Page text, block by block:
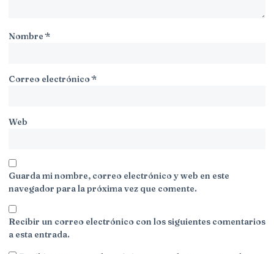
Nombre*
Correo electrónico*
Web
Guarda mi nombre, correo electrónico y web en este
navegador para la próxima vez que comente.
Recibir un correo electrónico con los siguientes comentarios
a esta entrada.